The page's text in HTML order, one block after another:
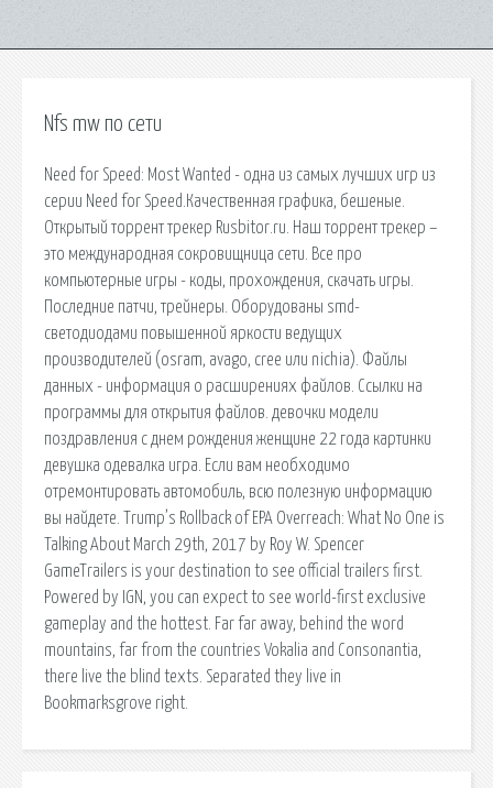
Nfs mw по сети
Need for Speed: Most Wanted - одна из самых лучших игр из
серии Need for Speed.Качественная графика, бешеные.
Открытый торрент трекер Rusbitor.ru. Наш торрент трекер –
это международная сокровищница сети. Все про
компьютерные игры - коды, прохождения, скачать игры.
Последние патчи, трейнеры. Оборудованы smd-
светодиодами повышенной яркости ведущих
производителей (osram, avago, cree или nichia). Файлы
данных - информация о расширениях файлов. Ссылки на
программы для открытия файлов. девочки модели
поздравления с днем рождения женщине 22 года картинки
девушка одевалка игра. Если вам необходимо
отремонтировать автомобиль, всю полезную информацию
вы найдете. Trump’s Rollback of EPA Overreach: What No One is
Talking About March 29th, 2017 by Roy W. Spencer
GameTrailers is your destination to see official trailers first.
Powered by IGN, you can expect to see world-first exclusive
gameplay and the hottest. Far far away, behind the word
mountains, far from the countries Vokalia and Consonantia,
there live the blind texts. Separated they live in
Bookmarksgrove right.